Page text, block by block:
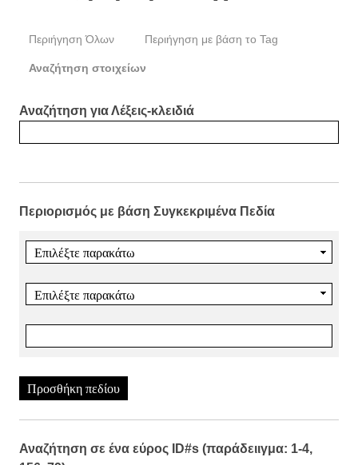
Περιήγηση Όλων Περιήγηση με βάση το Tag
Αναζήτηση στοιχείων
Αναζήτηση για Λέξεις-κλειδιά
Περιορισμός με βάση Συγκεκριμένα Πεδία
Προσθήκη πεδίου
Αναζήτηση σε ένα εύρος ID#s (παράδειιγμα: 1-4,